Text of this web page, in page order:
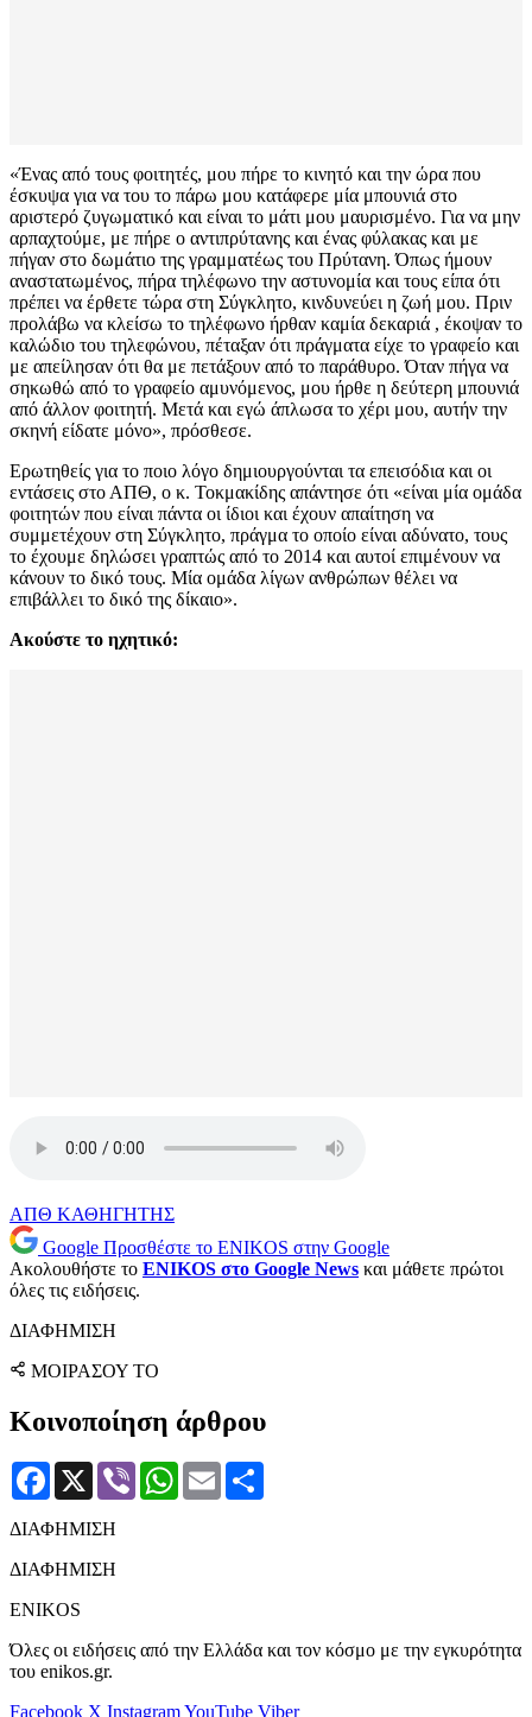
«Ένας από τους φοιτητές, μου πήρε το κινητό και την ώρα που
έσκυψα για να του το πάρω μου κατάφερε μία μπουνιά στο
αριστερό ζυγωματικό και είναι το μάτι μου μαυρισμένο. Για να μην
αρπαχτούμε, με πήρε ο αντιπρύτανης και ένας φύλακας και με
πήγαν στο δωμάτιο της γραμματέως του Πρύτανη. Όπως ήμουν
αναστατωμένος, πήρα τηλέφωνο την αστυνομία και τους είπα ότι
πρέπει να έρθετε τώρα στη Σύγκλητο, κινδυνεύει η ζωή μου. Πριν
προλάβω να κλείσω το τηλέφωνο ήρθαν καμία δεκαριά , έκοψαν το
καλώδιο του τηλεφώνου, πέταξαν ότι πράγματα είχε το γραφείο και
με απείλησαν ότι θα με πετάξουν από το παράθυρο. Όταν πήγα να
σηκωθώ από το γραφείο αμυνόμενος, μου ήρθε η δεύτερη μπουνιά
από άλλον φοιτητή. Μετά και εγώ άπλωσα το χέρι μου, αυτήν την
σκηνή είδατε μόνο», πρόσθεσε.
Ερωτηθείς για το ποιο λόγο δημιουργούνται τα επεισόδια και οι
εντάσεις στο ΑΠΘ, ο κ. Τοκμακίδης απάντησε ότι «είναι μία ομάδα
φοιτητών που είναι πάντα οι ίδιοι και έχουν απαίτηση να
συμμετέχουν στη Σύγκλητο, πράγμα το οποίο είναι αδύνατο, τους
το έχουμε δηλώσει γραπτώς από το 2014 και αυτοί επιμένουν να
κάνουν το δικό τους. Μία ομάδα λίγων ανθρώπων θέλει να
επιβάλλει το δικό της δίκαιο».
Ακούστε το ηχητικό:
ΑΠΘ ΚΑΘΗΓΗΤΗΣ
Google Προσθέστε το ENIKOS στην Google
Ακολουθήστε το ENIKOS στο Google News και μάθετε πρώτοι
όλες τις ειδήσεις.
ΔΙΑΦΗΜΙΣΗ
ΜΟΙΡΑΣΟΥ ΤΟ
Κοινοποίηση άρθρου
Facebook
X Viber WhatsApp
Email
ΔΙΑΦΗΜΙΣΗ
ΔΙΑΦΗΜΙΣΗ
ENIKOS
Όλες οι ειδήσεις από την Ελλάδα και τον κόσμο με την εγκυρότητα
του enikos.gr.
Facebook X InstagramYouTube Viber